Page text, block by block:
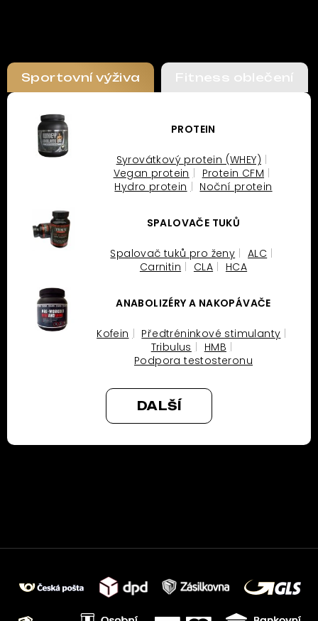
Sportovní výživa Fitness oblečení
PROTEIN
Syrovátkový protein (WHEY)
Vegan protein
Protein CFM
Hydro protein
Noční protein
SPALOVAČE TUKŮ
Spalovač tuků pro ženy
ALC
Carnitin
CLA HCA
ANABOLIZÉRY A NAKOPÁVAČE
Kofein
Předtréninkové stimulanty
Tribulus
HMB
Podpora testosteronu
DALŠÍ